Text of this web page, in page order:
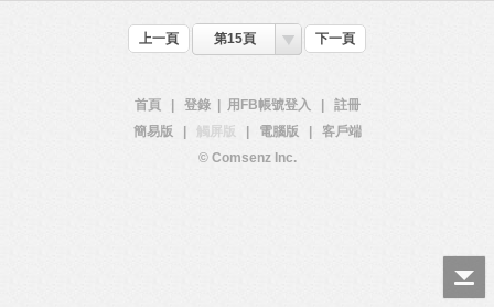
上一頁 第15頁 下一頁
首頁 登錄 用FB帳號登入
註冊
簡易版
觸屏版 電腦版
客戶端
© Comsenz Inc.